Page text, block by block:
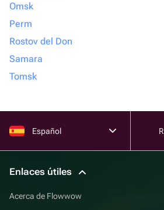
Omsk
Perm
Rostov del Don
Samara
Tomsk
Español
Enlaces útiles
Acerca de Flowwow